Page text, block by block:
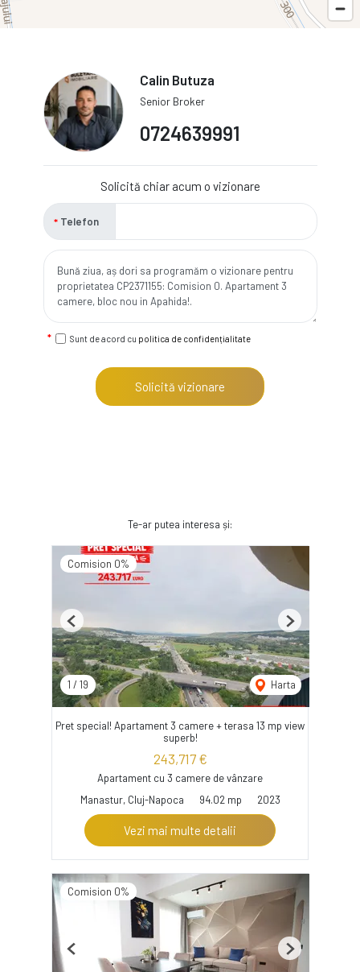
Calin Butuza
Senior Broker
0724639991
Solicită chiar acum o vizionare
Telefon
Sunt de acord cu politica de confidențialitate
Solicită vizionare
Te-ar putea interesa și:
Comision 0%
1 / 19 Harta
Previous Next
Pret special! Apartament 3 camere + terasa 13 mp view
superb!
243,717 €
Apartament cu 3 camere de vânzare
Manastur, Cluj-Napoca
94.02 mp 2023
Vezi mai multe detalii
Comision 0%
Previous Next